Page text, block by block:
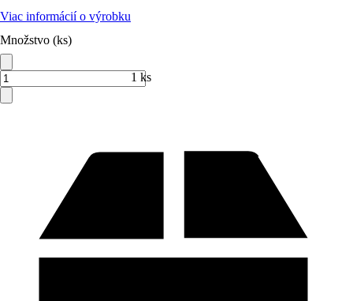
Viac informácií o výrobku
Množstvo (ks)
1 ks